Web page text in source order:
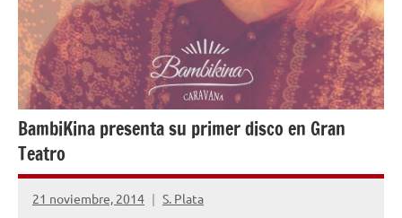
BambiKina presenta su primer disco en Gran
Teatro
21 noviembre, 2014 S. Plata
No